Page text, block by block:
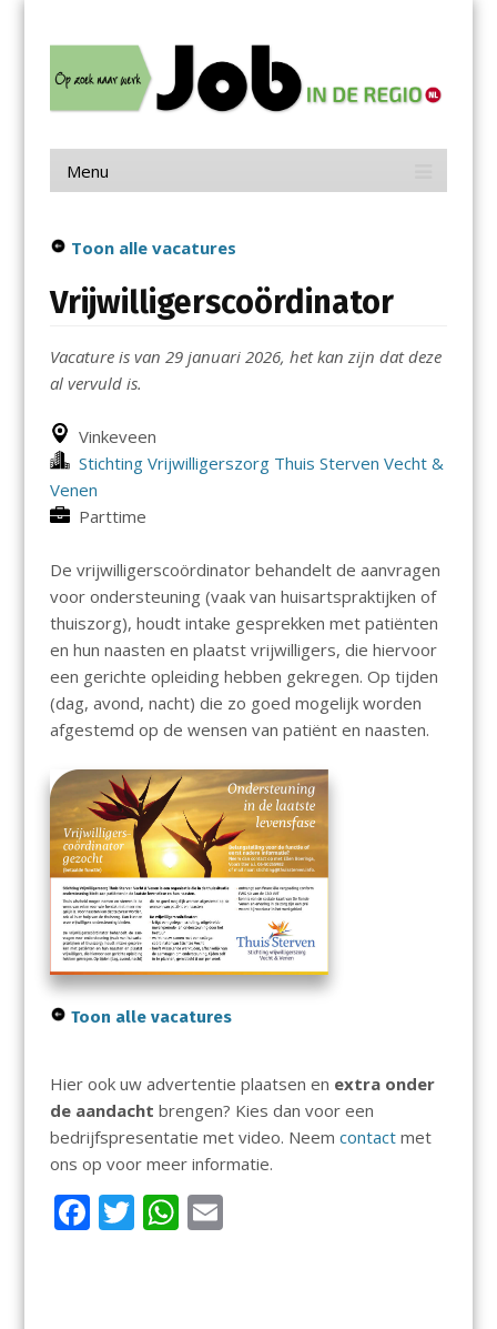
contentJob in de Regio
Menu
Toon alle vacatures
Vrijwilligerscoördinator
Vacature is van 29 januari 2026, het kan zijn dat deze
al vervuld is.
Vinkeveen
Stichting Vrijwilligerszorg Thuis Sterven Vecht &
Venen
Parttime
De vrijwilligerscoördinator behandelt de aanvragen
voor ondersteuning (vaak van huisartspraktijken of
thuiszorg), houdt intake gesprekken met patiënten
en hun naasten en plaatst vrijwilligers, die hiervoor
een gerichte opleiding hebben gekregen. Op tijden
(dag, avond, nacht) die zo goed mogelijk worden
afgestemd op de wensen van patiënt en naasten.
Toon alle vacatures
Hier ook uw advertentie plaatsen en extra onder
de aandacht brengen? Kies dan voor een
bedrijfspresentatie met video. Neem contactmet
ons op voor meer informatie.
F T W E